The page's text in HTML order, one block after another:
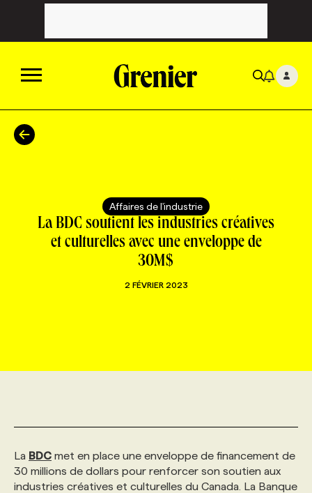
ACTUALITÉS
TOUTES LES CATÉGORIES
CAMPAGNES ET CRÉATIVITÉ
PRIX ET DISTINCTIONS
CHRONIQUES
TOUTES LES CHRONIQUES
GEO/SEO
FORFAITS ABONNEMENT
VOIR TOUTES LES PARUTIONS
INFOLETTRES
INFOLETTRE EN BREF
FAQ
FORMATIONS PERSONNALISÉES
NOS TARIFS
Affaires de l'industrie
La BDC soutient les industries créatives
et culturelles avec une enveloppe de
30M$
2 FÉVRIER 2023
La BDC met en place une enveloppe de financement de
30 millions de dollars pour renforcer son soutien aux
industries créatives et culturelles du Canada. La Banque